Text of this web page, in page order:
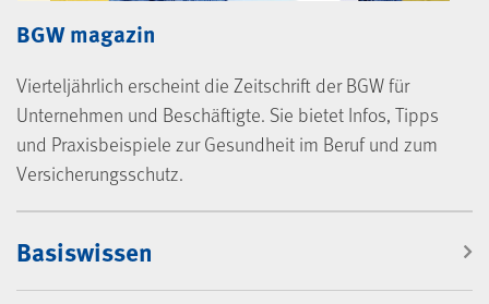
BGW magazin
Vierteljährlich erscheint die Zeitschrift der BGW für
Unternehmen und Beschäftigte. Sie bietet Infos, Tipps
und Praxisbeispiele zur Gesundheit im Beruf und zum
Versicherungsschutz.
Basiswissen